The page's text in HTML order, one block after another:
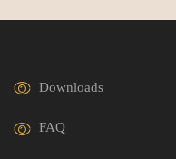
Downloads
FAQ